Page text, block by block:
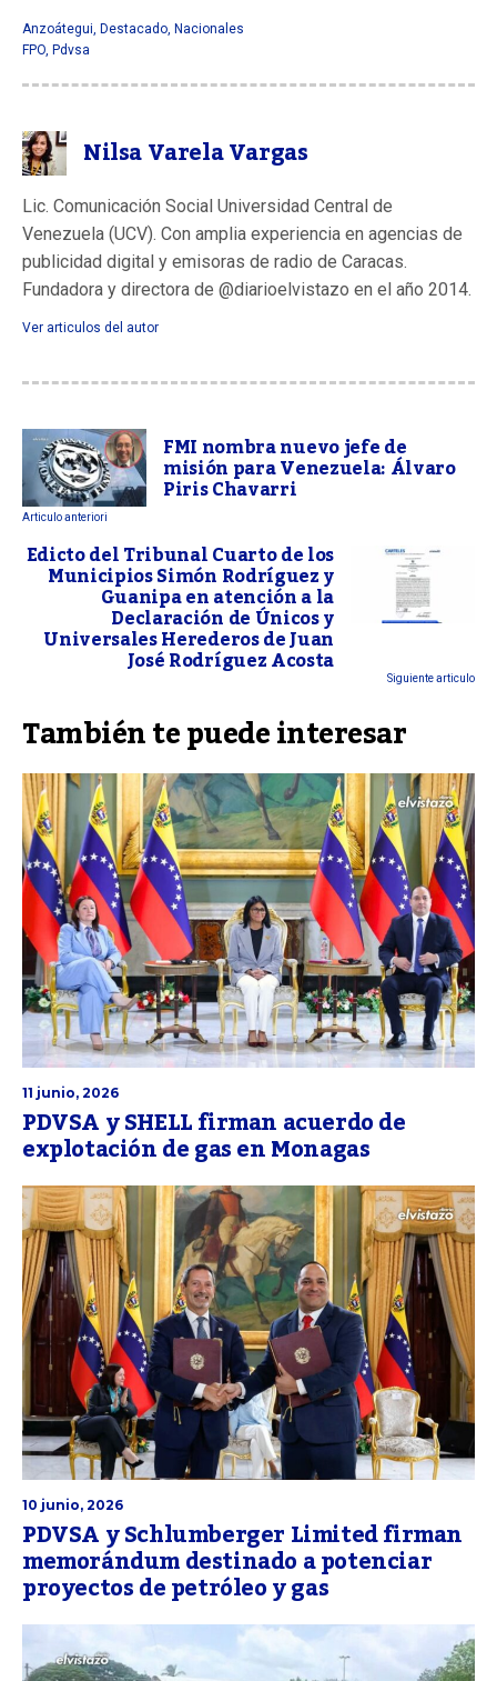
Anzoátegui, Destacado, Nacionales
FPO, Pdvsa
Nilsa Varela Vargas
Lic. Comunicación Social Universidad Central de
Venezuela (UCV). Con amplia experiencia en agencias de
publicidad digital y emisoras de radio de Caracas.
Fundadora y directora de @diarioelvistazo en el año 2014.
Ver articulos del autor
FMI nombra nuevo jefe de
misión para Venezuela: Álvaro
Piris Chavarri
Articulo anteriori
Edicto del Tribunal Cuarto de los
Municipios Simón Rodríguez y
Guanipa en atención a la
Declaración de Únicos y
Universales Herederos de Juan
José Rodríguez Acosta Siguiente articulo
También te puede interesar
11 junio, 2026
PDVSA y SHELL firman acuerdo de
explotación de gas en Monagas
10 junio, 2026
PDVSA y Schlumberger Limited firman
memorándum destinado a potenciar
proyectos de petróleo y gas